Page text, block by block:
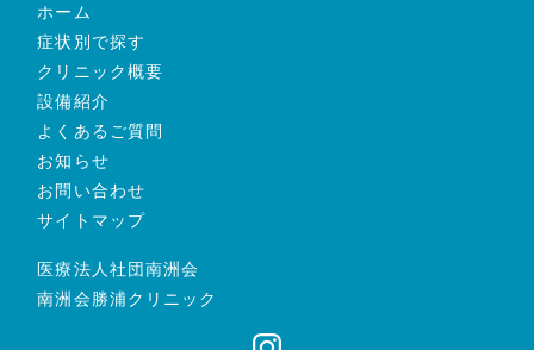
ホーム
症状別で探す
クリニック概要
設備紹介
よくあるご質問
お知らせ
お問い合わせ
サイトマップ
医療法人社団南洲会
南洲会勝浦クリニック